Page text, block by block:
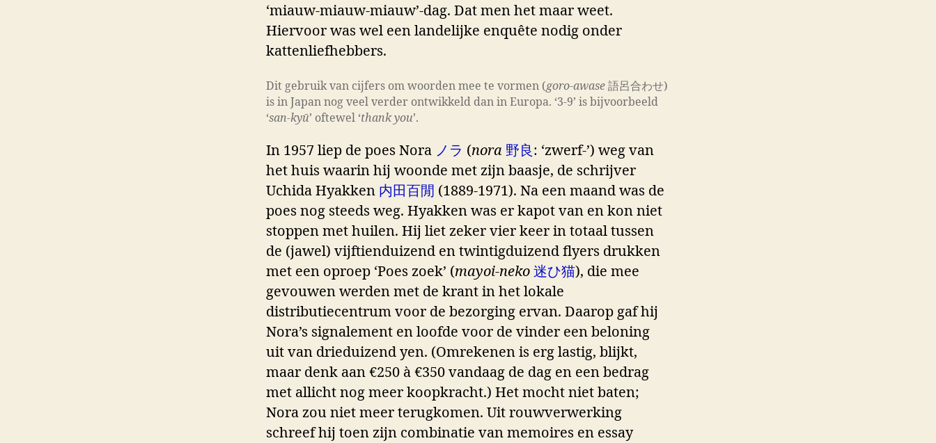
‘miauw-miauw-miauw’-dag. Dat men het maar weet.
Hiervoor was wel een landelijke enquête nodig onder
kattenliefhebbers.
Dit gebruik van cijfers om woorden mee te vormen (goro-awase 語呂合わせ)
is in Japan nog veel verder ontwikkeld dan in Europa. ‘3-9’ is bijvoorbeeld
‘san-kyū’ oftewel ‘thank you’.
In 1957 liep de poes Nora ノラ (nora 野良: ‘zwerf-’) weg van
het huis waarin hij woonde met zijn baasje, de schrijver
Uchida Hyakken 内田百閒 (1889-1971). Na een maand was de
poes nog steeds weg. Hyakken was er kapot van en kon niet
stoppen met huilen. Hij liet zeker vier keer in totaal tussen
de (jawel) vijftienduizend en twintigduizend flyers drukken
met een oproep ‘Poes zoek’ (mayoi-neko 迷ひ猫), die mee
gevouwen werden met de krant in het lokale
distributiecentrum voor de bezorging ervan. Daarop gaf hij
Nora’s signalement en loofde voor de vinder een beloning
uit van drieduizend yen. (Omrekenen is erg lastig, blijkt,
maar denk aan €250 à €350 vandaag de dag en een bedrag
met allicht nog meer koopkracht.) Het mocht niet baten;
Nora zou niet meer terugkomen. Uit rouwverwerking
schreef hij toen zijn combinatie van memoires en essay